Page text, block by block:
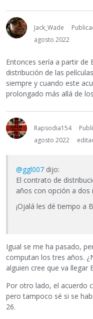
Jack_Wade
agosto 2022
Entonces sería a partir de
distribución de las
siempre y cuando este
prolongado más allá de
Rapsodia154
agosto 2022
@ggl007 dijo:
El contrato de
años con opción a dos
¡Ojalá les dé tiempo a
Igual se me ha pasado,
computan los tres años.
alguien cree que va llegar
Por otro lado, el acuerdo
pero tampoco sé si se
26.